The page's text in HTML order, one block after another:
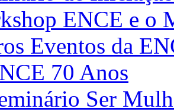
ENCE e o
Eventos da
70 Anos
Ser